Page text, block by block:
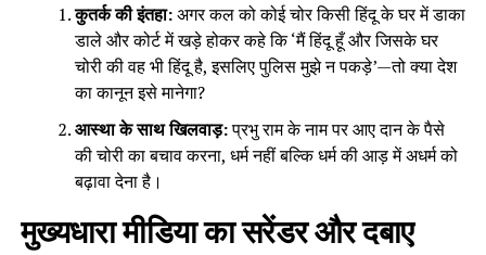
कुतर्क की इंतहा:अगर कल को कोई चोर किसी हिंदू के घर में डाका
डाले और कोर्ट में खड़े होकर कहे कि ‘मैं हिंदू हूँ और जिसके घर
चोरी की वह भी हिंदू है, इसलिए पुलिस मुझे न पकड़े’—तो क्या देश
का कानून इसे मानेगा?
आस्था के साथ खिलवाड़:प्रभु राम के नाम पर आए दान के पैसे
की चोरी का बचाव करना, धर्म नहीं बल्कि धर्म की आड़ में अधर्म को
बढ़ावा देना है।
मुख्यधारा मीडिया का सरेंडर और दबाए